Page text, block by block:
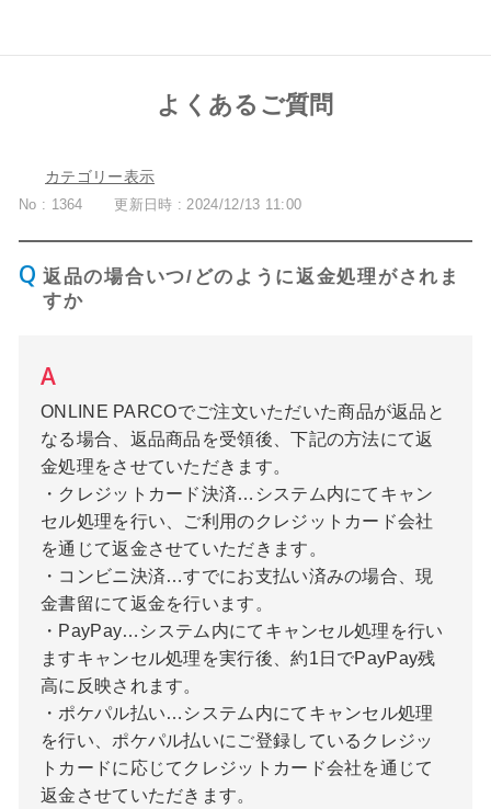
よくあるご質問
カテゴリー表示
No : 1364 更新日時 : 2024/12/13 11:00
返品の場合いつ/どのように返金処理がされま
すか
ONLINE PARCOでご注文いただいた商品が返品と
なる場合、返品商品を受領後、下記の方法にて返
金処理をさせていただきます。
・クレジットカード決済…システム内にてキャン
セル処理を行い、ご利用のクレジットカード会社
を通じて返金させていただきます。
・コンビニ決済…すでにお支払い済みの場合、現
金書留にて返金を行います。
・PayPay…システム内にてキャンセル処理を行い
ますキャンセル処理を実行後、約1日でPayPay残
高に反映されます。
・ポケパル払い…システム内にてキャンセル処理
を行い、ポケパル払いにご登録しているクレジッ
トカードに応じてクレジットカード会社を通じて
返金させていただきます。